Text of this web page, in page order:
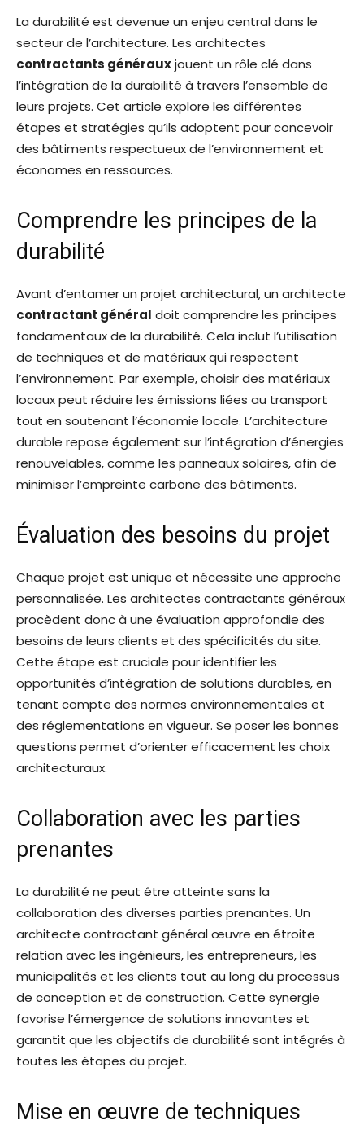
La durabilité est devenue un enjeu central dans le
secteur de l’architecture. Les architectes
contractants générauxjouent un rôle clé dans
l’intégration de la durabilité à travers l’ensemble de
leurs projets. Cet article explore les différentes
étapes et stratégies qu’ils adoptent pour concevoir
des bâtiments respectueux de l’environnement et
économes en ressources.
Comprendre les principes de la
durabilité
Avant d’entamer un projet architectural, un architecte
contractant général doit comprendre les principes
fondamentaux de la durabilité. Cela inclut l’utilisation
de techniques et de matériaux qui respectent
l’environnement. Par exemple, choisir des matériaux
locaux peut réduire les émissions liées au transport
tout en soutenant l’économie locale. L’architecture
durable repose également sur l’intégration d’énergies
renouvelables, comme les panneaux solaires, afin de
minimiser l’empreinte carbone des bâtiments.
Évaluation des besoins du projet
Chaque projet est unique et nécessite une approche
personnalisée. Les architectes contractants généraux
procèdent donc à une évaluation approfondie des
besoins de leurs clients et des spécificités du site.
Cette étape est cruciale pour identifier les
opportunités d’intégration de solutions durables, en
tenant compte des normes environnementales et
des réglementations en vigueur. Se poser les bonnes
questions permet d’orienter efficacement les choix
architecturaux.
Collaboration avec les parties
prenantes
La durabilité ne peut être atteinte sans la
collaboration des diverses parties prenantes. Un
architecte contractant général œuvre en étroite
relation avec les ingénieurs, les entrepreneurs, les
municipalités et les clients tout au long du processus
de conception et de construction. Cette synergie
favorise l’émergence de solutions innovantes et
garantit que les objectifs de durabilité sont intégrés à
toutes les étapes du projet.
Mise en œuvre de techniques